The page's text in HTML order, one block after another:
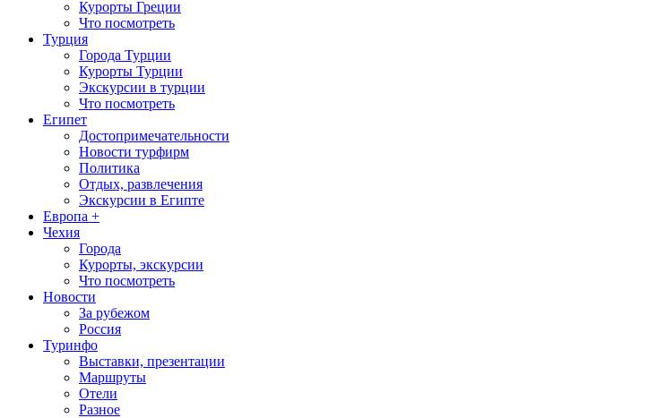
Курорты Греции
Что посмотреть
Турция
Города Турции
Курорты Турции
Экскурсии в турции
Что посмотреть
Египет
Достопримечательности
Новости турфирм
Политика
Отдых, развлечения
Экскурсии в Египте
Европа +
Чехия
Города
Курорты, экскурсии
Что посмотреть
Новости
За рубежом
Россия
Туринфо
Выставки, презентации
Маршруты
Отели
Разное